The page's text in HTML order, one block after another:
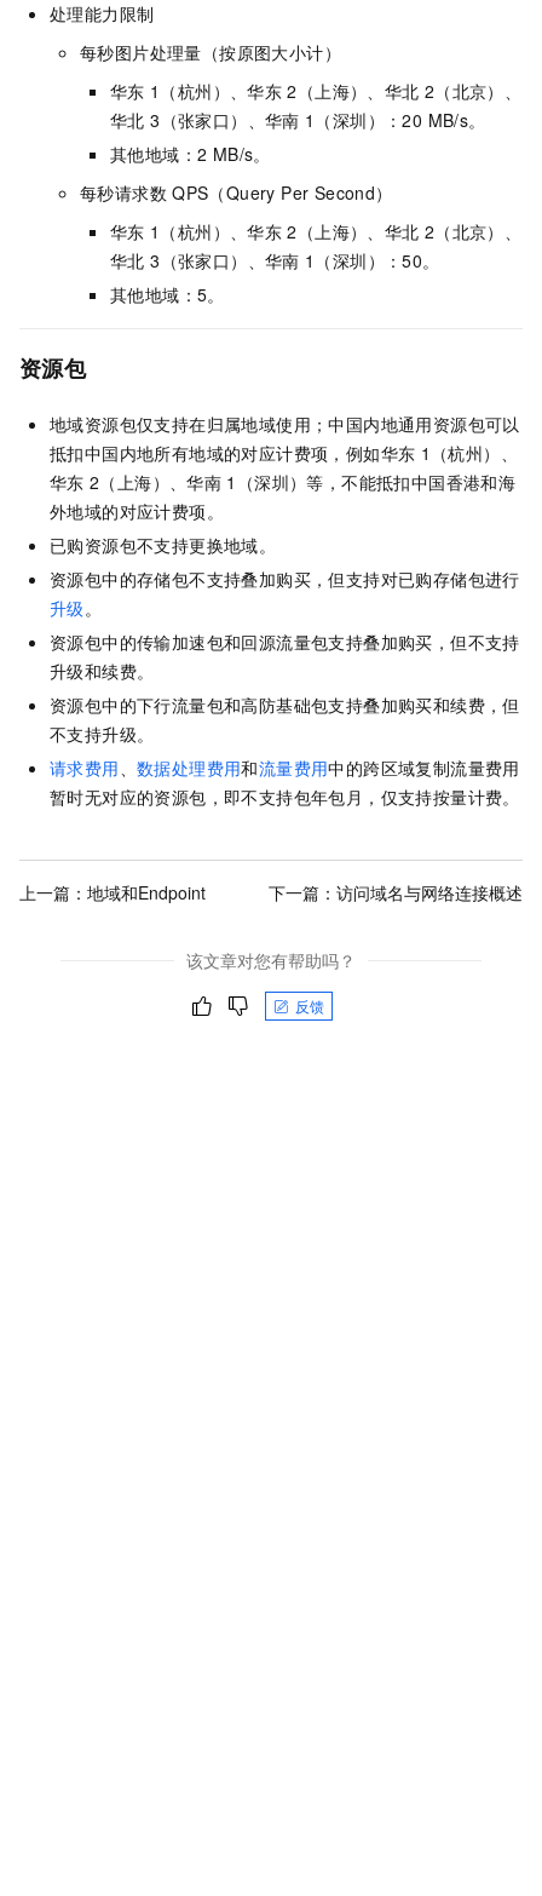
处理能力限制
每秒图片处理量（按原图大小计）
华东 1（杭州）、华东 2（上海）、华北 2（北京）、
华北 3（张家口）、华南 1（深圳）：20 MB/s。
其他地域：2 MB/s。
每秒请求数 QPS（Query Per Second）
华东 1（杭州）、华东 2（上海）、华北 2（北京）、
华北 3（张家口）、华南 1（深圳）：50。
其他地域：5。
资源包
地域资源包仅支持在归属地域使用 ；中国内地通用资源包可以
抵扣中国内地所有地域的对应计费项，例如华东 1（杭州）、
华东 2（上海）、华南 1（深圳）等，不能抵扣中国香港和海
外地域的对应计费项。
已购资源包不支持更换地域。
资源包中的存储包不支持叠加购买，但支持对已购存储包进行
升级。
资源包中的传输加速包和回源流量包支持叠加购买，但不支持
升级和续费。
资源包中的下行流量包和高防基础包支持叠加购买和续费，但
不支持升级。
请求费用、数据处理费用和流量费用中的跨区域复制流量费用
暂时无对应的资源包，即不支持包年包月，仅支持按量计费。
上一篇： 地域和Endpoint 下一篇： 访问域名与网络连接概述
该文章对您有帮助吗？
反馈